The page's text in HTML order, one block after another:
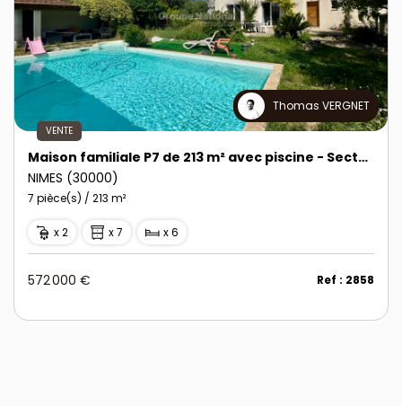
Thomas VERGNET
VENTE
Maison familiale P7 de 213 m² avec piscine - Secteur Mas du Boudan
NIMES (30000)
7 pièce(s) / 213 m²
x 2 x 7 x 6
572 000 € Ref : 2858